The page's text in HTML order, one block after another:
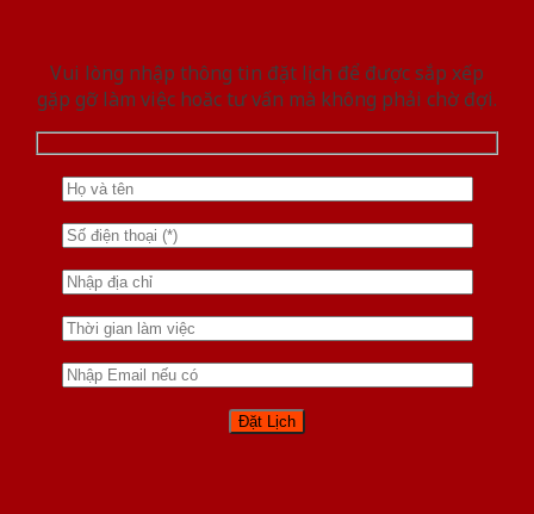
Vui lòng nhập thông tin đặt lịch để được sắp xếp
gặp gỡ làm việc hoăc tư vấn mà không phải chờ đợi.